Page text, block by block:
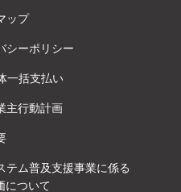
ップ
シーポリシー
一括支払い
主行動計画
テム普及支援事業に係る
について